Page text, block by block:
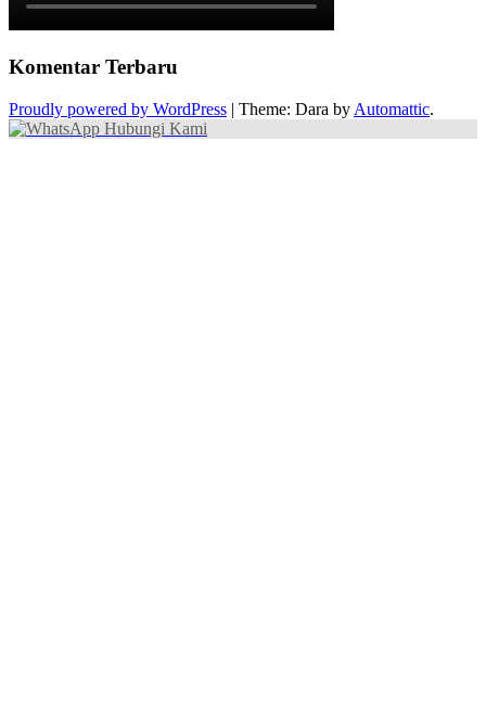
Komentar Terbaru
Proudly powered by WordPress | Theme: Dara by Automattic.
Hubungi Kami